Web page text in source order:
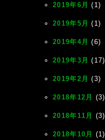
2019年6月 (1)
2019年5月 (1)
2019年4月 (6)
2019年3月 (17)
2019年2月 (3)
2018年12月 (3)
2018年11月 (3)
2018年10月 (1)